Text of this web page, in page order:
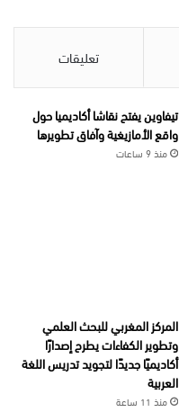
تعليقات
تيفاوين يفتح نقاشا أكاديميا حول
واقع الأمازيغية وآفاق تطويرها
منذ 9 ساعات
المركز المغربي للبحث العلمي
وتطوير الكفاءات يطرح إصدارًا
أكاديميًا جديدًا لتجويد تدريس اللغة
العربية
منذ 11 ساعة